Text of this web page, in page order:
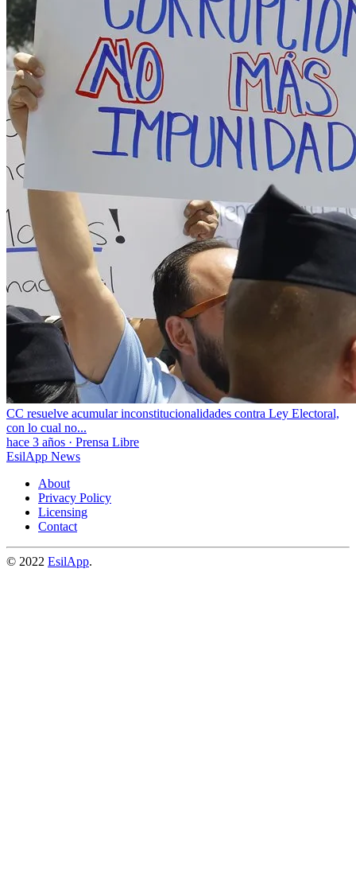
CC resuelve acumular inconstitucionalidades contra Ley Electoral,
con lo cual no...
hace 3 años · Prensa Libre
EsilApp News
About
Privacy Policy
Licensing
Contact
© 2022 EsilApp.